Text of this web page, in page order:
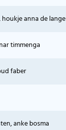
anna de lange
timmenga
faber
anke bosma